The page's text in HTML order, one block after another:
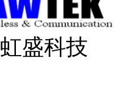
虹盛科技